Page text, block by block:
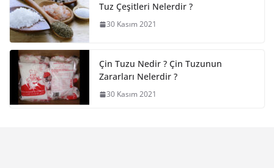
Tuz Çeşitleri Nelerdir ?
30 Kasım 2021
Çin Tuzu Nedir ? Çin Tuzunun
Zararları Nelerdir ?
30 Kasım 2021